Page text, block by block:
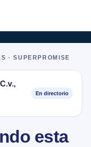
· SUPERPROMISE
En directorio
esta